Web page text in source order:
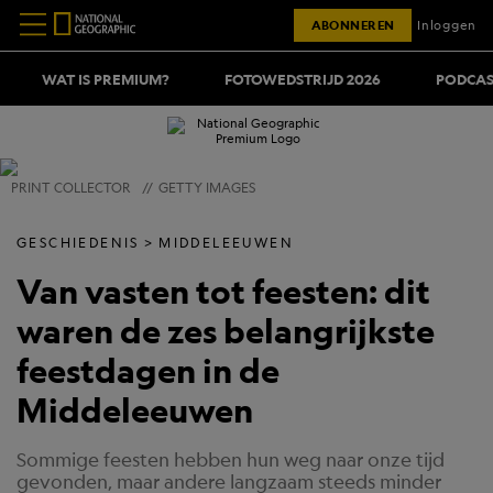
WAT IS PREMIUM? FOTOWEDSTRIJD 2026
ABONNEREN Inloggen
PRINT COLLECTOR // GETTY IMAGES
GESCHIEDENIS MIDDELEEUWEN
Van vasten tot feesten: dit
waren de zes belangrijkste
feestdagen in de
Middeleeuwen
Sommige feesten hebben hun weg naar onze tijd
gevonden, maar andere langzaam steeds minder